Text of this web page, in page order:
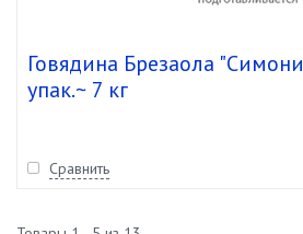
Говядина Брезаола
упак.~ 7 кг
Сравнить